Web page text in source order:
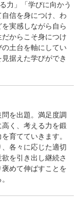
力」「学びに向かう
信を身につけ、わ
実感しながら自ら
からこそ身につけ
土台を軸にしてい
据えた学びができ
を出題。満足度調
く、考える力を鍛
育てていきます。
各々に応じた適切
を引き出し継続さ
めて伸ばすことを